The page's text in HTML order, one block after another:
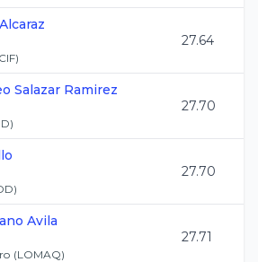
)
27.64
Salazar Ramirez
)
27.70
)
27.70
Avila
(LOMAQ)
27.71